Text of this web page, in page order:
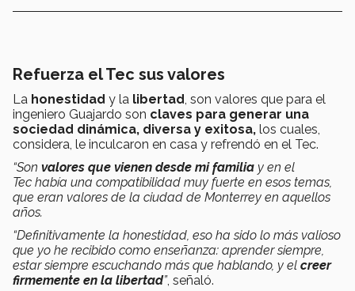
Refuerza el Tec sus valores
La honestidad y la libertad, son valores que para el
ingeniero Guajardo son claves para generar una
sociedad dinámica, diversa y exitosa, los cuales,
considera, le inculcaron en casa y refrendó en el Tec.
“Son valores que vienen desde mi familia y en el
Tec había una compatibilidad muy fuerte en esos temas,
que eran valores de la ciudad de Monterrey en aquellos
años.
“Definitivamente la honestidad, eso ha sido lo más valioso
que yo he recibido como enseñanza: aprender siempre,
estar siempre escuchando más que hablando, y el creer
firmemente en la libertad”, señaló.